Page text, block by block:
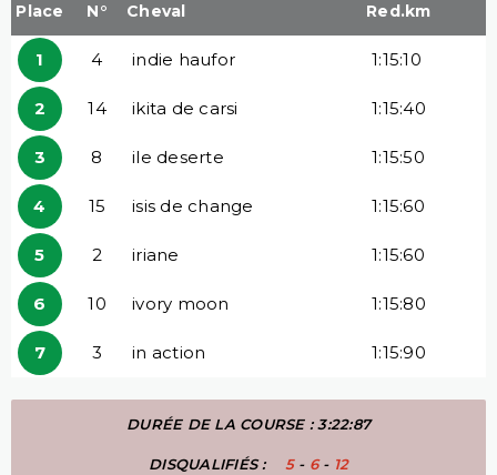
Place N° Cheval Red.km
1 4 indie haufor 1:15:10
2 14 ikita de carsi 1:15:40
3 8 ile deserte 1:15:50
4 15 isis de change 1:15:60
5 2 iriane 1:15:60
6 10 ivory moon 1:15:80
7 3 in action 1:15:90
DURÉE DE LA COURSE : 3:22:87
DISQUALIFIÉS : 5- 6- 12